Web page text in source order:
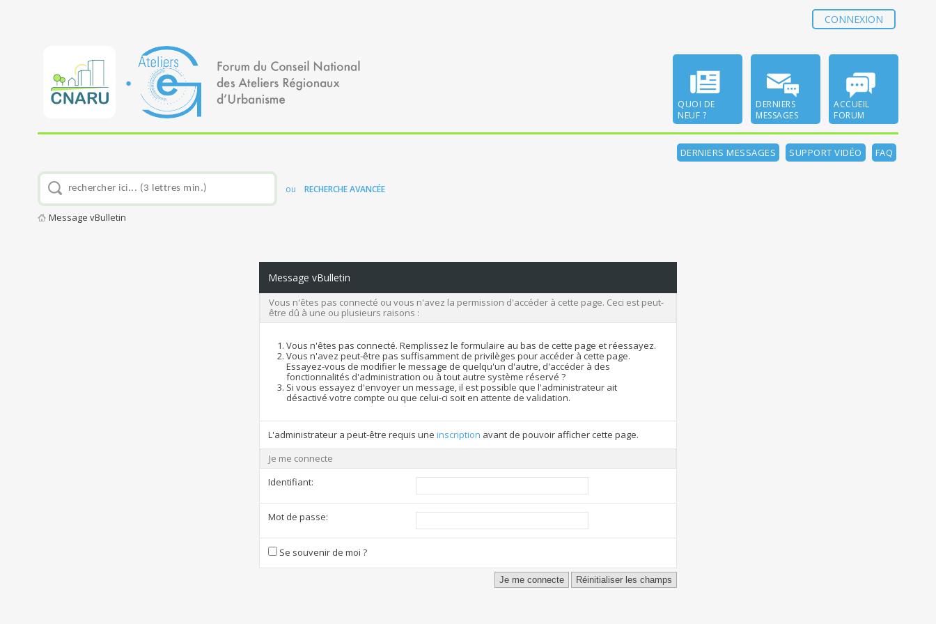
CONNEXION
QUOI DE
NEUF ?
DERNIERS
MESSAGES
ACCUEIL
FORUM
DERNIERS MESSAGES SUPPORT VIDÉO FAQ
ou RECHERCHE AVANCÉE
Message vBulletin
Message vBulletin
Vous n'êtes pas connecté ou vous n'avez la permission d'accéder à cette page. Ceci est peut-
être dû à une ou plusieurs raisons :
Vous n'êtes pas connecté. Remplissez le formulaire au bas de cette page et réessayez.
Vous n'avez peut-être pas suffisamment de privilèges pour accéder à cette page.
Essayez-vous de modifier le message de quelqu'un d'autre, d'accéder à des
fonctionnalités d'administration ou à tout autre système réservé ?
Si vous essayez d'envoyer un message, il est possible que l'administrateur ait
désactivé votre compte ou que celui-ci soit en attente de validation.
L'administrateur a peut-être requis une inscription avant de pouvoir afficher cette page.
Je me connecte
Identifiant:
Mot de passe:
Se souvenir de moi ?